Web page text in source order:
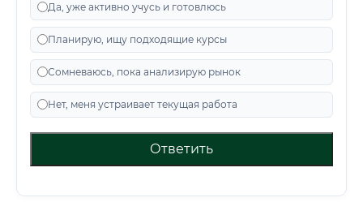
Да, уже активно учусь и готовлюсь
Планирую, ищу подходящие курсы
Сомневаюсь, пока анализирую рынок
Нет, меня устраивает текущая работа
Ответить